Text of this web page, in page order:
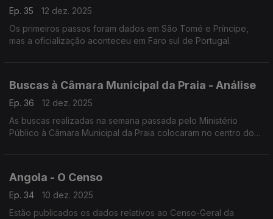
Ep. 35
12 dez. 2025
Os primeiros passos foram dados em São Tomé e Príncipe,
mas a oficialização aconteceu em Faro sul de Portugal.
Buscas à Câmara Municipal da Praia - Análise
Ep. 36
12 dez. 2025
As buscas realizadas na semana passada pelo Ministério
Público à Câmara Municipal da Praia colocaram no centro do
Angola - O Censo
Ep. 34
10 dez. 2025
Estão publicados os dados relativos ao Censo-Geral da